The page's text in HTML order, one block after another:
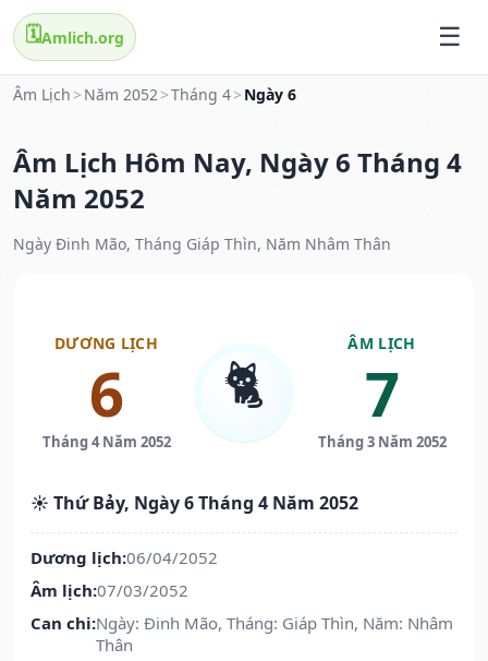
🗓️Amlich.org
Âm Lịch > Năm 2052>Tháng 4> Ngày 6
Âm Lịch Hôm Nay, Ngày 6 Tháng 4
Năm 2052
Ngày Đinh Mão, Tháng Giáp Thìn, Năm Nhâm Thân
DƯƠNG LỊCH
6
Tháng 4 Năm 2052
🐈
ÂM LỊCH
7
Tháng 3 Năm 2052
☀️ Thứ Bảy, Ngày 6 Tháng 4 Năm 2052
Dương lịch:06/04/2052
Âm lịch:07/03/2052
Can chi:Ngày: Đinh Mão, Tháng: Giáp Thìn, Năm: Nhâm
Thân